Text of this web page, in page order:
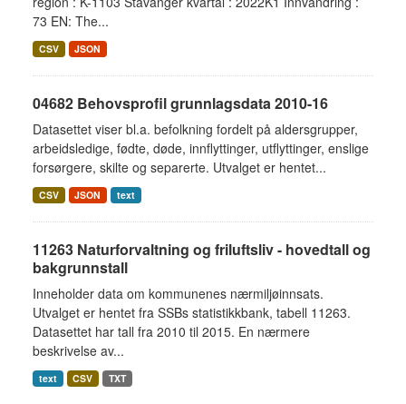
73 EN: The...
CSV JSON
04682 Behovsprofil grunnlagsdata 2010-16
Datasettet viser bl.a. befolkning fordelt på aldersgrupper,
arbeidsledige, fødte, døde, innflyttinger, utflyttinger, enslige
forsørgere, skilte og separerte. Utvalget er hentet...
CSV JSON text
11263 Naturforvaltning og friluftsliv - hovedtall og
bakgrunnstall
Inneholder data om kommunenes nærmiljøinnsats.
Utvalget er hentet fra SSBs statistikkbank, tabell 11263.
Datasettet har tall fra 2010 til 2015. En nærmere
beskrivelse av...
text CSV TXT